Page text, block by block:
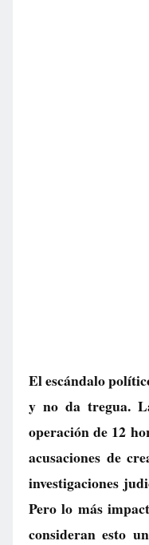
El escándalo
y no da tregua.
operación de 12
acusaciones de
investigaciones
Pero lo más
consideran esto